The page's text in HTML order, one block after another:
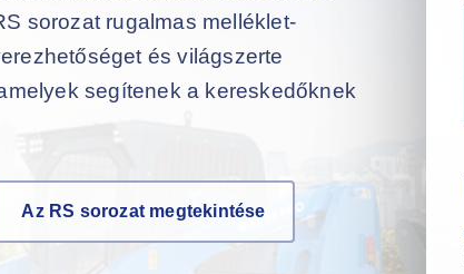
sorozat rugalmas melléklet-
és világszerte
segítenek a kereskedőknek
Az RS sorozat megtekintése